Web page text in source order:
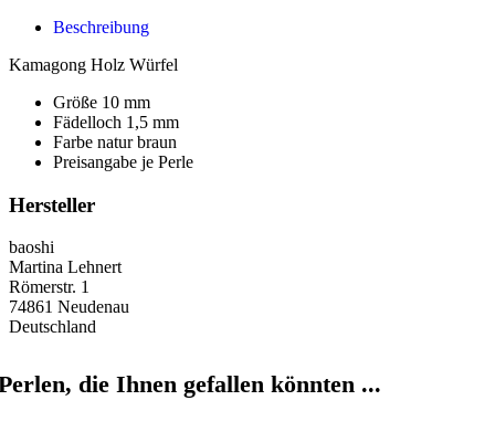
Beschreibung
Kamagong Holz Würfel
Größe 10 mm
Fädelloch 1,5 mm
Farbe natur braun
Preisangabe je Perle
Hersteller
baoshi
Martina Lehnert
Römerstr. 1
74861 Neudenau
Deutschland
die Ihnen gefallen könnten ...